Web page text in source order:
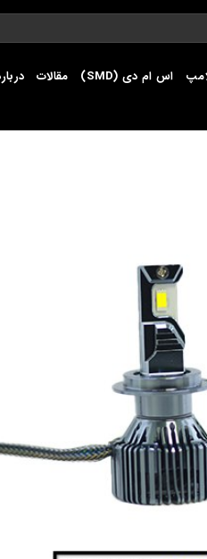
اس ام دی (SMD) مقالات